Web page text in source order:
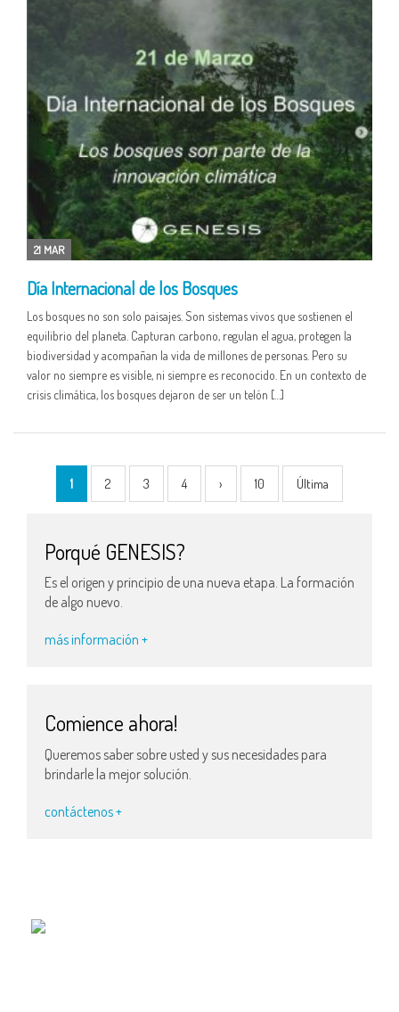
21 MAR
Día Internacional de los Bosques
Los bosques no son solo paisajes. Son sistemas vivos que sostienen el
equilibrio del planeta. Capturan carbono, regulan el agua, protegen la
biodiversidad y acompañan la vida de millones de personas. Pero su
valor no siempre es visible, ni siempre es reconocido. En un contexto de
crisis climática, los bosques dejaron de ser un telón […]
1 2 3 4 › 10 Última
Porqué GENESIS?
Es el origen y principio de una nueva etapa. La formación
de algo nuevo.
más información +
Comience ahora!
Queremos saber sobre usted y sus necesidades para
brindarle la mejor solución.
contáctenos +